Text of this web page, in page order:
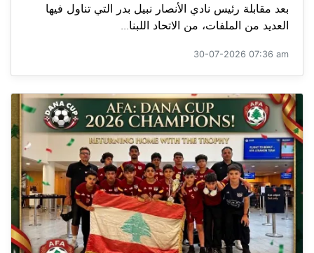
بعد مقابلة رئيس نادي الأنصار نبيل بدر التي تناول فيها
العديد من الملفات، من الاتحاد اللبنا...
30-07-2026 07:36 am